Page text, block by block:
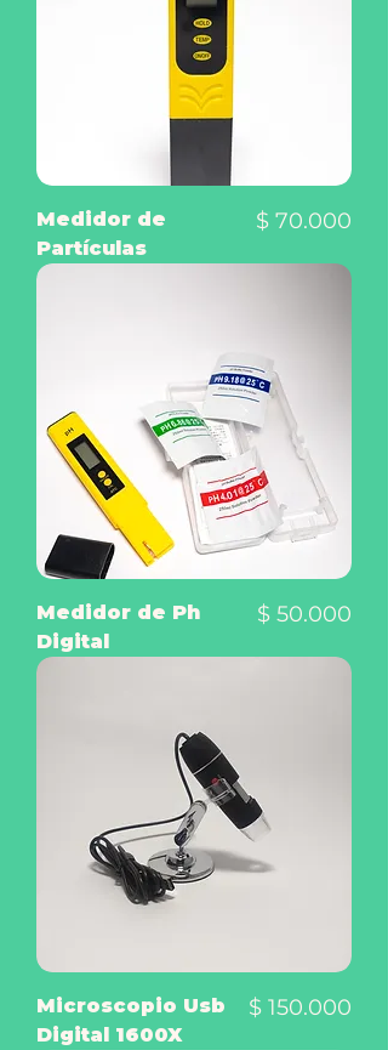
Medidor de
Partículas
Precio
$ 70.000
Medidor de Ph
Digital
Precio
$ 50.000
Microscopio Usb
Digital 1600X
Precio
$ 150.000